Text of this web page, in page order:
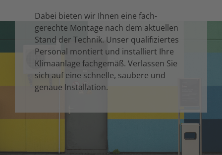
Dabei bieten wir Ihnen eine fach­
gerechte Mon­tage nach dem aktuellen
Stand der Technik. Unser quali­fiziertes
Personal mon­tiert und in­stalliert Ihre
Klima­anlage fach­gemäß. Verlassen Sie
sich auf eine schnelle, sau­bere und
genaue In­stallation.